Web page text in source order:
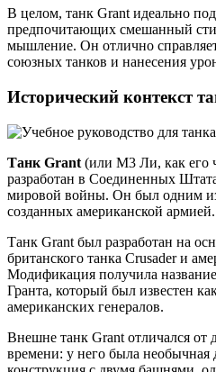
В целом, танк Grant идеально
предпочитающих смешанный
мышление. Он отлично
союзных танков и нанесения
Исторический контекст
Танк Grant (или М3 Ли, как его
разработан в Соединенных
мировой войны. Он был одним
созданных американской армией.
Танк Grant был разработан на
британского танка Crusader и
Модификация получила название
Гранта, который был известен
американских генералов.
Внешне танк Grant отличался от
времени: у него была необычная